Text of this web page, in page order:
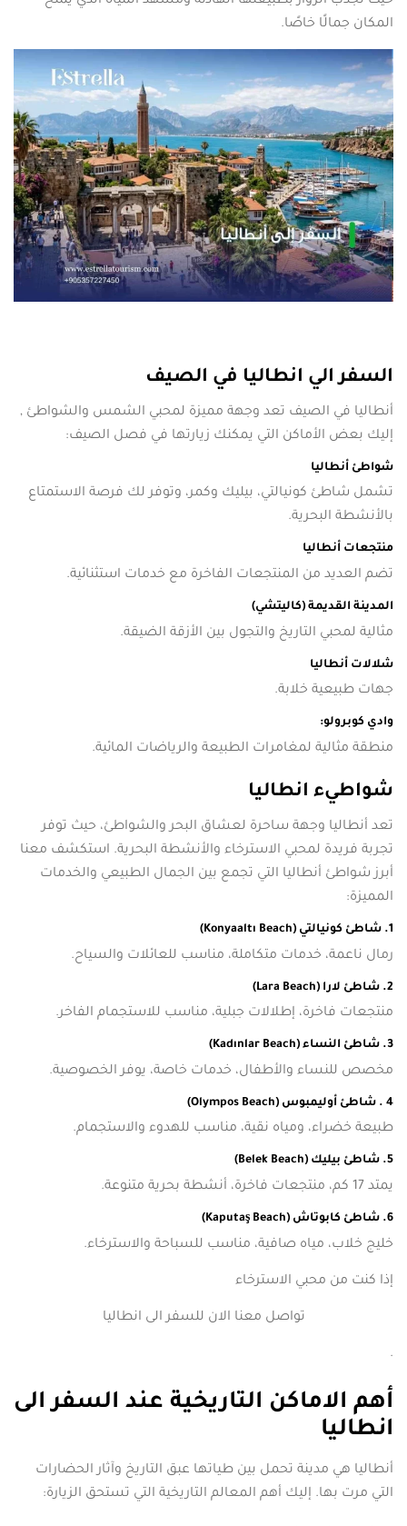
المكان جمالًا خاصًا.
السفر الي انطاليا في الصيف
أنطاليا في الصيف تعد وجهة مميزة لمحبي الشمس والشواطئ ,
إليك بعض الأماكن التي يمكنك زيارتها في فصل الصيف:
شواطئ أنطاليا
تشمل شاطئ كونيالتي، بيليك وكمر، وتوفر لك فرصة الاستمتاع
بالأنشطة البحرية.
منتجعات أنطاليا
تضم العديد من المنتجعات الفاخرة مع خدمات استثنائية.
المدينة القديمة (كاليتشي)
مثالية لمحبي التاريخ والتجول بين الأزقة الضيقة.
شلالات أنطاليا
جهات طبيعية خلابة.
وادي كوبرولو:
منطقة مثالية لمغامرات الطبيعة والرياضات المائية.
شواطيء انطاليا
تعد أنطاليا وجهة ساحرة لعشاق البحر والشواطئ، حيث توفر
تجربة فريدة لمحبي الاسترخاء والأنشطة البحرية. استكشف معنا
أبرز شواطئ أنطاليا التي تجمع بين الجمال الطبيعي والخدمات
المميزة:
1. شاطئ كونيالتي (Konyaaltı Beach)
رمال ناعمة، خدمات متكاملة، مناسب للعائلات والسياح.
2. شاطئ لارا (Lara Beach)
منتجعات فاخرة، إطلالات جبلية، مناسب للاستجمام الفاخر.
3. شاطئ النساء (Kadınlar Beach)
مخصص للنساء والأطفال، خدمات خاصة، يوفر الخصوصية.
4 . شاطئ أوليمبوس (Olympos Beach)
طبيعة خضراء، ومياه نقية، مناسب للهدوء والاستجمام.
5. شاطئ بيليك (Belek Beach)
يمتد 17 كم، منتجعات فاخرة، أنشطة بحرية متنوعة.
6. شاطئ كابوتاش (Kaputaş Beach)
خليج خلاب، مياه صافية، مناسب للسباحة والاسترخاء.
إذا كنت من محبي الاسترخاء
تواصل معنا الان للسفر الى انطاليا
.
أهم الاماكن التاريخية عند السفر الى
انطاليا
أنطاليا هي مدينة تحمل بين طياتها عبق التاريخ وآثار الحضارات
التي مرت بها. إليك أهم المعالم التاريخية التي تستحق الزيارة: